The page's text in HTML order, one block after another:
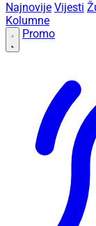
Najnovije Vijesti
Kolumne
Promo